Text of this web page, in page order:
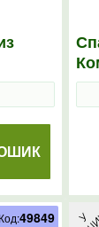
Код:49849